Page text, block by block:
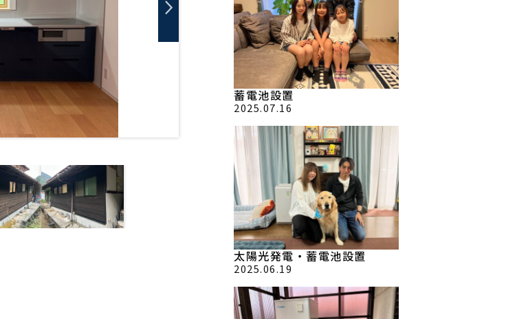
蓄電池設置
2025.07.16
太陽光発電・蓄電池設置
2025.06.19